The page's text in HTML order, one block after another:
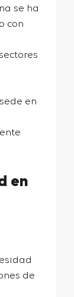
se ha
con
en
en
de